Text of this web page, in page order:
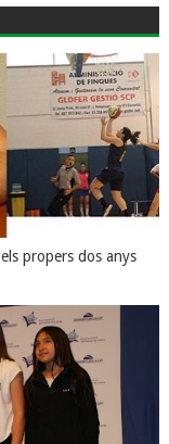
propers dos anys